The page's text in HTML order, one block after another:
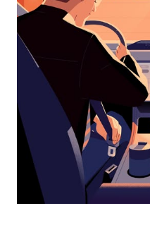
sélectionner
une
date.
Appuyez
sur
touche
pour
fermer
le
calendrier.